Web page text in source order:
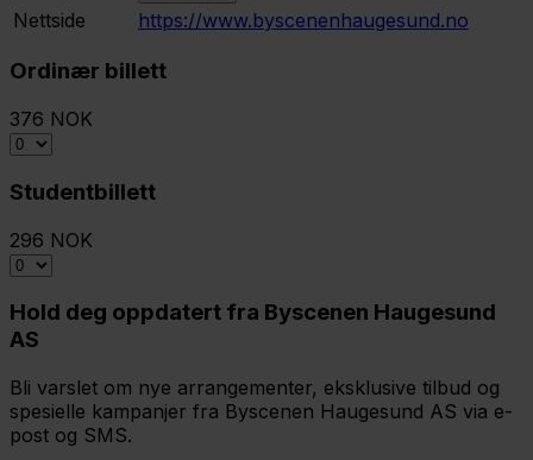
Nettside https://www.byscenenhaugesund.no
Ordinær billett
376 NOK
Studentbillett
296 NOK
Hold deg oppdatert fra Byscenen Haugesund
AS
Bli varslet om nye arrangementer, eksklusive tilbud og
spesielle kampanjer fra Byscenen Haugesund AS via e-
post og SMS.